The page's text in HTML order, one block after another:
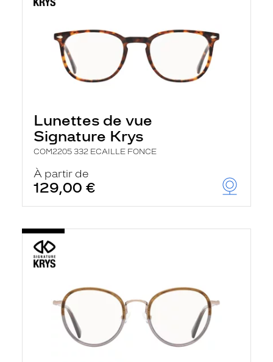
Lunettes de vue
Signature Krys
COM2205 332 ECAILLE FONCE
À partir de
129,00 €